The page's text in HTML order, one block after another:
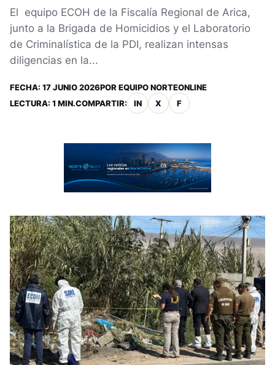
El equipo ECOH de la Fiscalía Regional de Arica,
junto a la Brigada de Homicidios y el Laboratorio
de Criminalística de la PDI, realizan intensas
diligencias en la...
FECHA: 17 JUNIO 2026POR EQUIPO NORTEONLINE
LECTURA: 1 MIN.COMPARTIR: IN X F